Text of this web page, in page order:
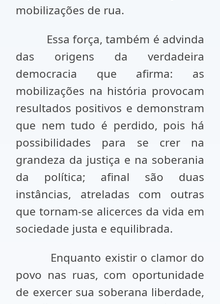
mobilizações de rua.
Essa força, também é advinda
das origens da verdadeira
democracia que afirma: as
mobilizações na história provocam
resultados positivos e demonstram
que nem tudo é perdido, pois há
possibilidades para se crer na
grandeza da justiça e na soberania
da política; afinal são duas
instâncias, atreladas com outras
que tornam-se alicerces da vida em
sociedade justa e equilibrada.
Enquanto existir o clamor do
povo nas ruas, com oportunidade
de exercer sua soberana liberdade,